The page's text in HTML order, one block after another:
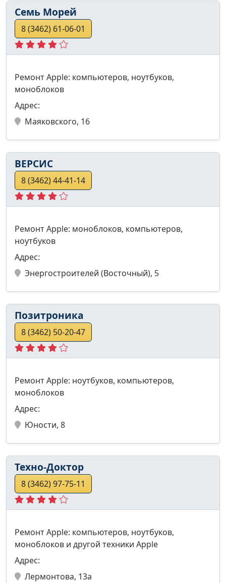
Семь Морей
8 (3462) 61-06-01
Ремонт Apple: компьютеров, ноутбуков,
моноблоков
Адрес:
Маяковского, 16
ВЕРСИС
8 (3462) 44-41-14
Ремонт Apple: моноблоков, компьютеров,
ноутбуков
Адрес:
Энергостроителей (Восточный), 5
Позитроника
8 (3462) 50-20-47
Ремонт Apple: ноутбуков, компьютеров,
моноблоков
Адрес:
Юности, 8
Техно-Доктор
8 (3462) 97-75-11
Ремонт Apple: компьютеров, ноутбуков,
моноблоков и другой техники Apple
Адрес:
Лермонтова, 13а